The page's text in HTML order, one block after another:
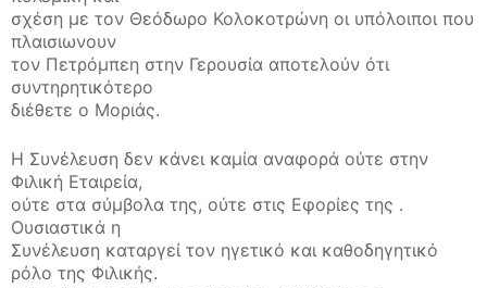
σχέση με τον Θεόδωρο Κολοκοτρώνη οι υπόλοιποι που
πλαισιωνουν
τον Πετρόμπεη στην Γερουσία αποτελούν ότι
συντηρητικότερο
διέθετε ο Μοριάς.
Η Συνέλευση δεν κάνει καμία αναφορά ούτε στην
Φιλική Εταιρεία,
ούτε στα σύμβολα της, ούτε στις Εφορίες της .
Ουσιαστικά η
Συνέλευση καταργεί τον ηγετικό και καθοδηγητικό
ρόλο της Φιλικής.